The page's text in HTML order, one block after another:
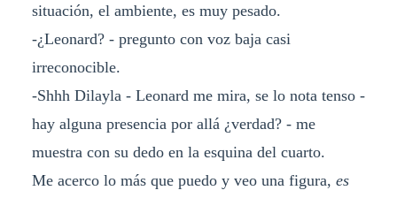
situación, el ambiente, es muy pesado.
-¿Leonard? - pregunto con voz baja casi
irreconocible.
-Shhh Dilayla - Leonard me mira, se lo nota tenso -
hay alguna presencia por allá ¿verdad? - me
muestra con su dedo en la esquina del cuarto.
Me acerco lo más que puedo y veo una figura, es